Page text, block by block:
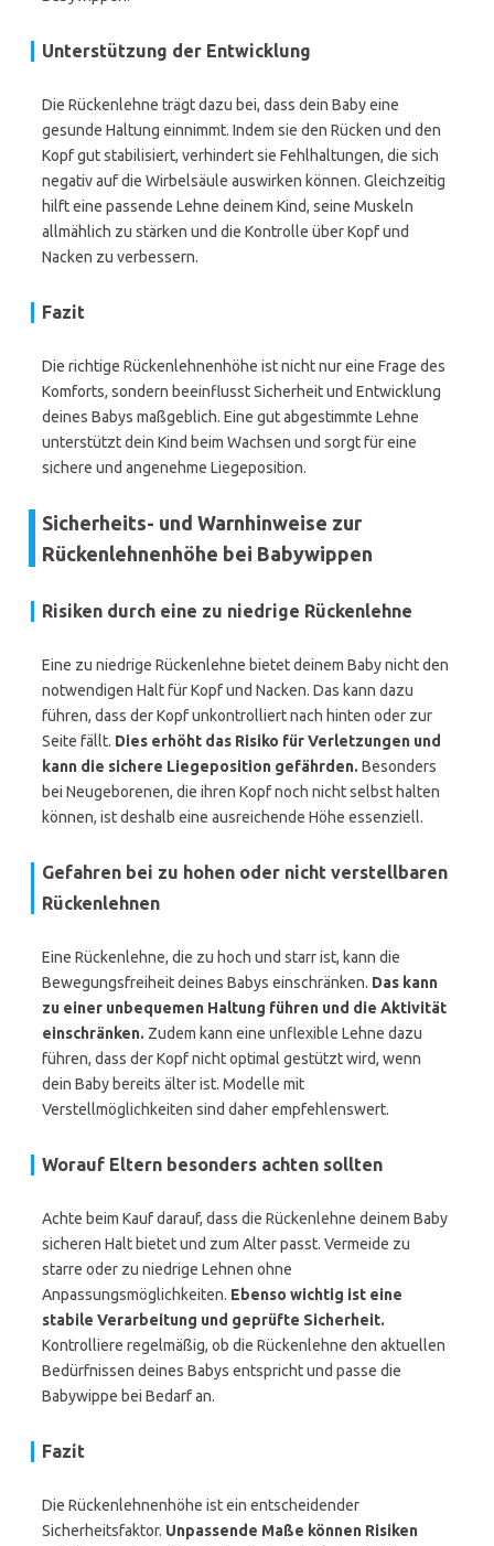
Unterstützung der Entwicklung
Die Rückenlehne trägt dazu bei, dass dein Baby eine
gesunde Haltung einnimmt. Indem sie den Rücken und den
Kopf gut stabilisiert, verhindert sie Fehlhaltungen, die sich
negativ auf die Wirbelsäule auswirken können. Gleichzeitig
hilft eine passende Lehne deinem Kind, seine Muskeln
allmählich zu stärken und die Kontrolle über Kopf und
Nacken zu verbessern.
Fazit
Die richtige Rückenlehnenhöhe ist nicht nur eine Frage des
Komforts, sondern beeinflusst Sicherheit und Entwicklung
deines Babys maßgeblich. Eine gut abgestimmte Lehne
unterstützt dein Kind beim Wachsen und sorgt für eine
sichere und angenehme Liegeposition.
Sicherheits- und Warnhinweise zur
Rückenlehnenhöhe bei Babywippen
Risiken durch eine zu niedrige Rückenlehne
Eine zu niedrige Rückenlehne bietet deinem Baby nicht den
notwendigen Halt für Kopf und Nacken. Das kann dazu
führen, dass der Kopf unkontrolliert nach hinten oder zur
Seite fällt. Dies erhöht das Risiko für Verletzungen und
kann die sichere Liegeposition gefährden. Besonders
bei Neugeborenen, die ihren Kopf noch nicht selbst halten
können, ist deshalb eine ausreichende Höhe essenziell.
Gefahren bei zu hohen oder nicht verstellbaren
Rückenlehnen
Eine Rückenlehne, die zu hoch und starr ist, kann die
Bewegungsfreiheit deines Babys einschränken. Das kann
zu einer unbequemen Haltung führen und die Aktivität
einschränken. Zudem kann eine unflexible Lehne dazu
führen, dass der Kopf nicht optimal gestützt wird, wenn
dein Baby bereits älter ist. Modelle mit
Verstellmöglichkeiten sind daher empfehlenswert.
Worauf Eltern besonders achten sollten
Achte beim Kauf darauf, dass die Rückenlehne deinem Baby
sicheren Halt bietet und zum Alter passt. Vermeide zu
starre oder zu niedrige Lehnen ohne
Anpassungsmöglichkeiten. Ebenso wichtig ist eine
stabile Verarbeitung und geprüfte Sicherheit.
Kontrolliere regelmäßig, ob die Rückenlehne den aktuellen
Bedürfnissen deines Babys entspricht und passe die
Babywippe bei Bedarf an.
Fazit
Die Rückenlehnenhöhe ist ein entscheidender
Sicherheitsfaktor. Unpassende Maße können Risiken